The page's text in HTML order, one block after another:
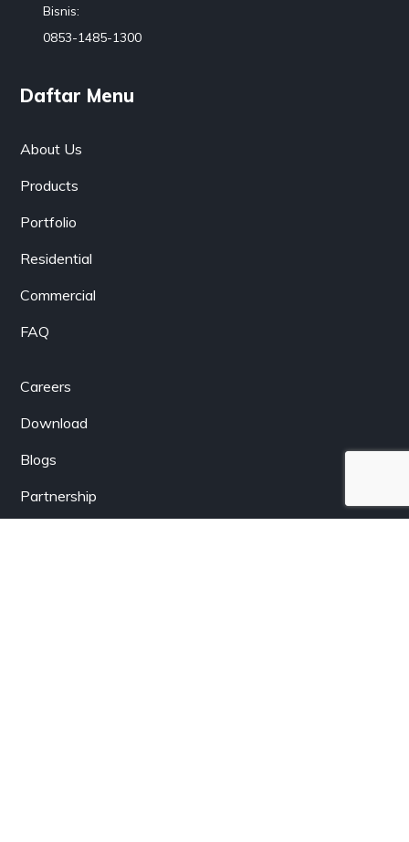
Bisnis:
0853-1485-1300
Daftar Menu
About Us
Products
Portfolio
Residential
Commercial
FAQ
Careers
Download
Blogs
Partnership